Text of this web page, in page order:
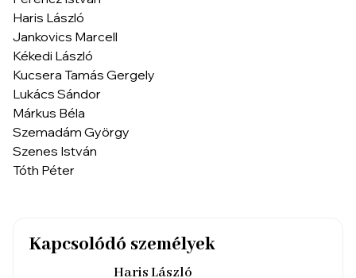
Haris László
Jankovics Marcell
Kékedi László
Kucsera Tamás Gergely
Lukács Sándor
Márkus Béla
Szemadám György
Szenes István
Tóth Péter
Kapcsolódó személyek
Haris László